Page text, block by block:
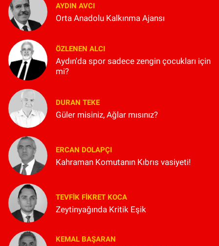
AYDIN AVCI
Orta Anadolu Kalkınma Ajansı
ÖZLENEN ALCI
Aydın'da spor sadece zengin çocukları için
mi?
DURAN TEKE
Güler misiniz, Ağlar mısınız?
ERCAN DOLAPÇI
Kahraman Komutanın Kıbrıs vasiyeti!
TEVFIK FIKRET KOCA
Zeytinyağında Kritik Eşik
KEMAL BAŞARAN